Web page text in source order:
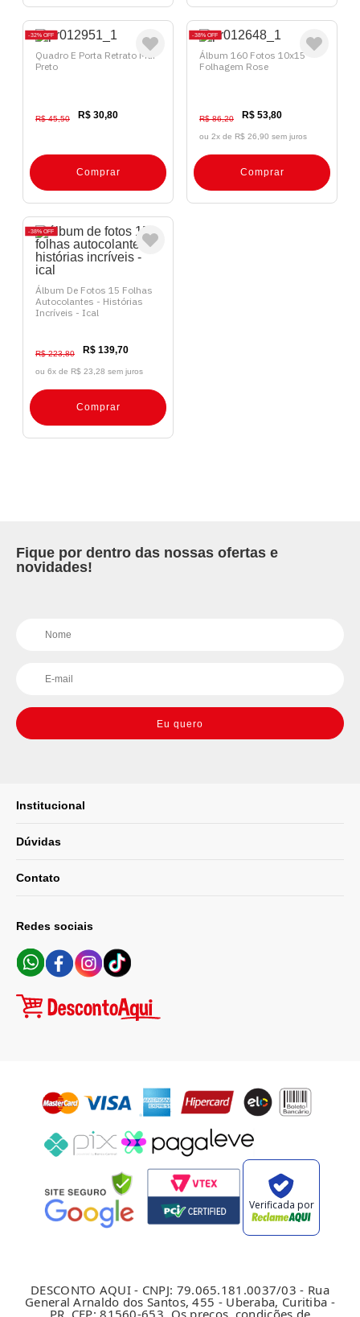
32% OFF
Quadro E Porta Retrato Mdf
Preto
R$ 45,50 R$ 30,80
Comprar
38% OFF
Álbum 160 Fotos 10x15
Folhagem Rose
R$ 86,20 R$ 53,80
ou 2x de R$ 26,90 sem juros
Comprar
38% OFF
Álbum De Fotos 15 Folhas
Autocolantes - Histórias
Incríveis - Ical
R$ 223,80 R$ 139,70
ou 6x de R$ 23,28 sem juros
Comprar
Fique por dentro das nossas ofertas e
novidades!
Eu quero
Institucional
Dúvidas
Contato
Redes sociais
Verificada por
DESCONTO AQUI - CNPJ: 79.065.181.0037/03 - Rua
General Arnaldo dos Santos, 455 - Uberaba, Curitiba -
PR, CEP: 81560-653. Os preços, condições de